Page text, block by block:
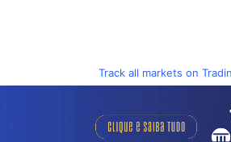
Track all markets on